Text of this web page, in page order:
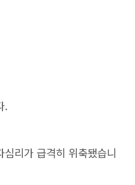
.
리가 급격히 위축됐습니